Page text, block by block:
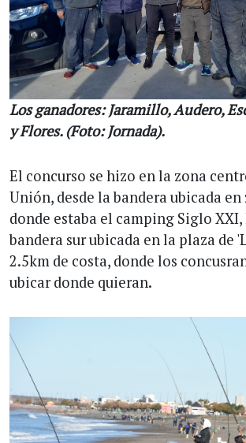
Los ganadores: Jaramillo, Audero,
y Flores. (Foto: Jornada).
El concurso se hizo en la zona
Unión, desde la bandera ubicada
donde estaba el camping Siglo XXI,
bandera sur ubicada en la plaza de
2.5km de costa, donde los
ubicar donde quieran.